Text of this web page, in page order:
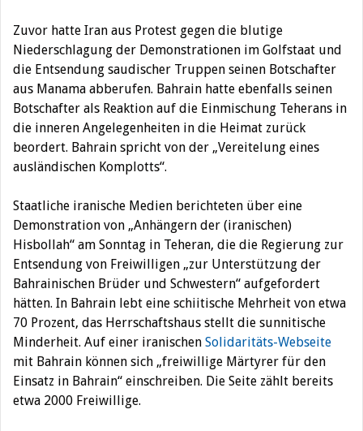
Zuvor hatte Iran aus Protest gegen die blutige
Niederschlagung der Demonstrationen im Golfstaat und
die Entsendung saudischer Truppen seinen Botschafter
aus Manama abberufen. Bahrain hatte ebenfalls seinen
Botschafter als Reaktion auf die Einmischung Teherans in
die inneren Angelegenheiten in die Heimat zurück
beordert. Bahrain spricht von der „Vereitelung eines
ausländischen Komplotts“.
Staatliche iranische Medien berichteten über eine
Demonstration von „Anhängern der (iranischen)
Hisbollah“ am Sonntag in Teheran, die die Regierung zur
Entsendung von Freiwilligen „zur Unterstützung der
Bahrainischen Brüder und Schwestern“ aufgefordert
hätten. In Bahrain lebt eine schiitische Mehrheit von etwa
70 Prozent, das Herrschaftshaus stellt die sunnitische
Minderheit. Auf einer iranischen Solidaritäts-Webseite
mit Bahrain können sich „freiwillige Märtyrer für den
Einsatz in Bahrain“ einschreiben. Die Seite zählt bereits
etwa 2000 Freiwillige.